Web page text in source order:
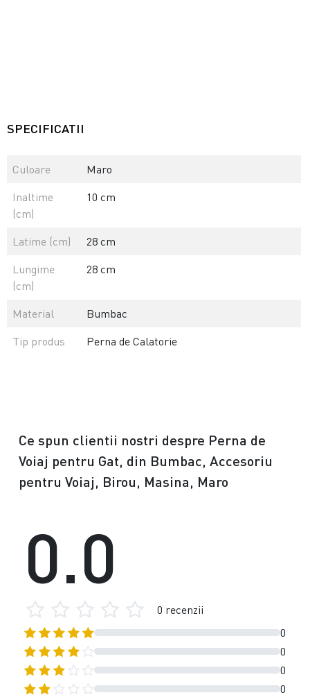
SPECIFICATII
Culoare
Maro
Inaltime
(cm)
10 cm
Latime (cm)
28 cm
Lungime
(cm)
28 cm
Material
Bumbac
Tip produs
Perna de Calatorie
Ce spun clientii nostri despre Perna de
Voiaj pentru Gat, din Bumbac, Accesoriu
pentru Voiaj, Birou, Masina, Maro
0
0
0
0
0.0
0 recenzii